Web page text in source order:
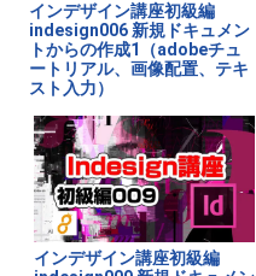
インデザイン講座初級編
indesign006 新規ドキュメン
トからの作成1（adobeチュ
ートリアル、画像配置、テキ
スト入力）
インデザイン講座初級編